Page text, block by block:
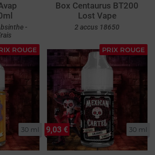
-
Box Centaurus BT200
Lost Vape
2 accus 18650
ROUGE
30 ml
PRIX ROUGE
30 ml
9,03 €